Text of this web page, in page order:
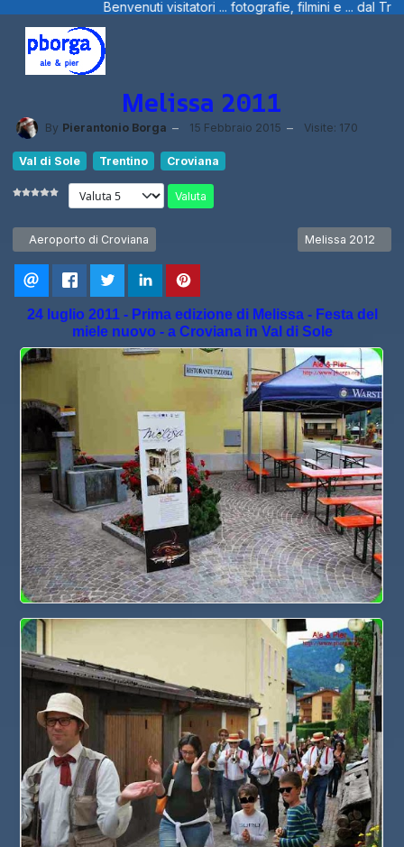
... fotografie, filmini e ... dal Trentino, dalla Liguria e Sardegna.
Melissa 2011
By Pierantonio Borga 15 Febbraio 2015 Visite: 170
Val di Sole Trentino Croviana
Valuta
Articolo precedente: Aeroporto di Croviana
Aeroporto di Croviana Articolo
Melissa 2012
24 luglio 2011 - Prima edizione di Melissa - Festa del
miele nuovo - a Croviana in Val di Sole